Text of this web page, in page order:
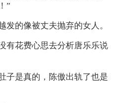
”
发的像被丈夫抛弃的女人。
有花费心思去分析唐乐乐说
子是真的，陈傲出轨了也是